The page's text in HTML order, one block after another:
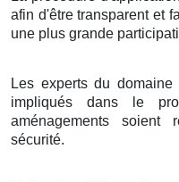
afin d'être transparent et
une plus grande
Les experts du
impliqués dans le
aménagements
sécurité.